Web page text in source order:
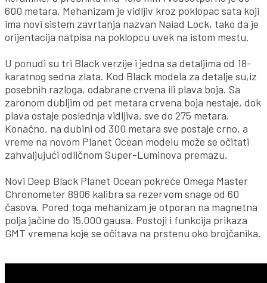
600 metara. Mehanizam je vidljiv kroz poklopac sata koji
ima novi sistem zavrtanja nazvan Naiad Lock, tako da je
orijentacija natpisa na poklopcu uvek na istom mestu.
U ponudi su tri Black verzije i jedna sa detaljima od 18-
karatnog sedna zlata. Kod Black modela za detalje su,iz
posebnih razloga, odabrane crvena ili plava boja. Sa
zaronom dubljim od pet metara crvena boja nestaje, dok
plava ostaje poslednja vidljiva, sve do 275 metara.
Konačno, na dubini od 300 metara sve postaje crno, a
vreme na novom Planet Ocean modelu može se očitati
zahvaljujući odličnom Super-Luminova premazu.
Novi Deep Black Planet Ocean pokreće Omega Master
Chronometer 8906 kalibra sa rezervom snage od 60
časova. Pored toga mehanizam je otporan na magnetna
polja jačine do 15.000 gausa. Postoji i funkcija prikaza
GMT vremena koje se očitava na prstenu oko brojčanika.